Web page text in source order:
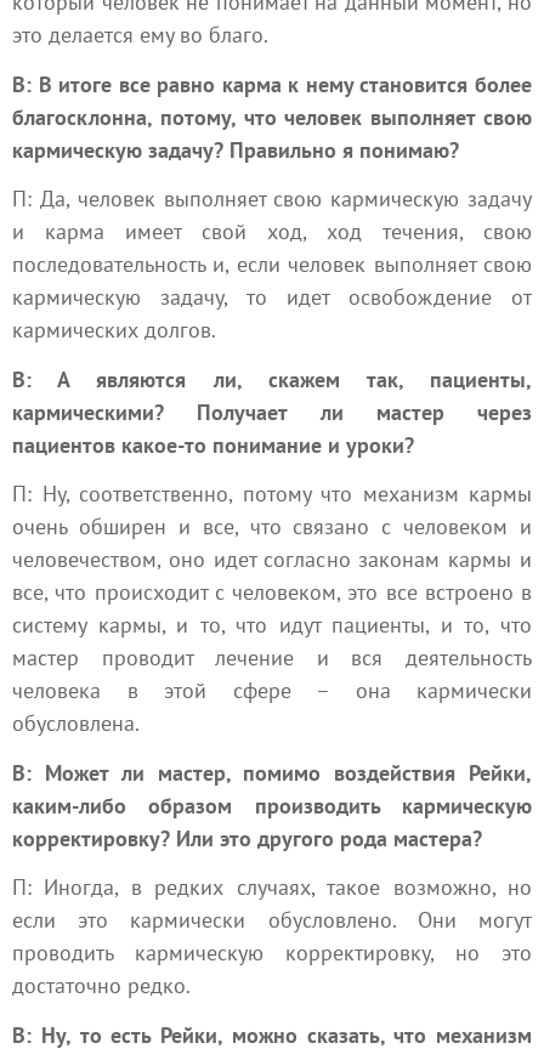
это делается ему во благо.
В: В итоге все равно карма к нему становится более
благосклонна, потому, что человек выполняет свою
кармическую задачу? Правильно я понимаю?
П: Да, человек выполняет свою кармическую задачу
и карма имеет свой ход, ход течения, свою
последовательность и, если человек выполняет свою
кармическую задачу, то идет освобождение от
кармических долгов.
В: А являются ли, скажем так, пациенты,
кармическими? Получает ли мастер через
пациентов какое-то понимание и уроки?
П: Ну, соответственно, потому что механизм кармы
очень обширен и все, что связано с человеком и
человечеством, оно идет согласно законам кармы и
все, что происходит с человеком, это все встроено в
систему кармы, и то, что идут пациенты, и то, что
мастер проводит лечение и вся деятельность
человека в этой сфере – она кармически
обусловлена.
В: Может ли мастер, помимо воздействия Рейки,
каким-либо образом производить кармическую
корректировку? Или это другого рода мастера?
П: Иногда, в редких случаях, такое возможно, но
если это кармически обусловлено. Они могут
проводить кармическую корректировку, но это
достаточно редко.
В: Ну, то есть Рейки, можно сказать, что механизм